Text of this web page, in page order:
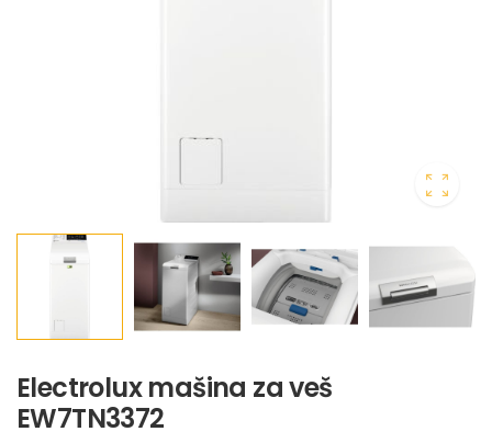
Electrolux mašina za veš
EW7TN3372